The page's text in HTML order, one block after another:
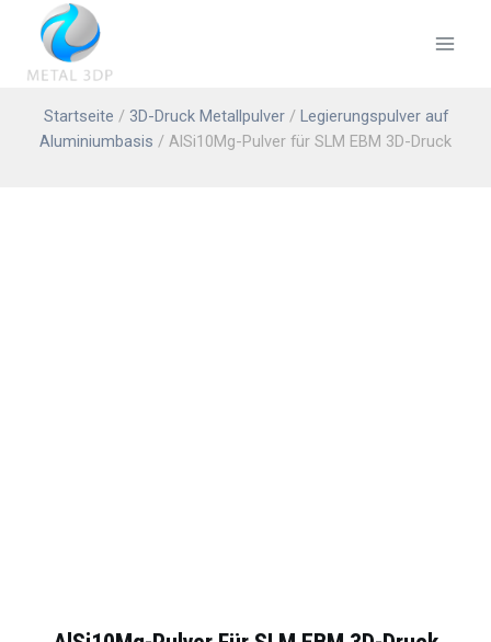
Startseite / 3D-Druck Metallpulver/ Legierungspulver auf
Aluminiumbasis / AlSi10Mg-Pulver für SLM EBM 3D-Druck